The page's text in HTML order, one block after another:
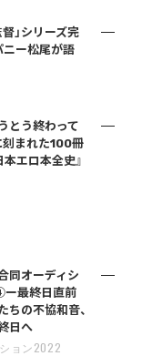
」シリーズ完
ー松尾が語
とう終わって
まれた100冊
エロ本全史』
同オーディシ
最終日直前
ちの不協和音、
日へ
ョン2022